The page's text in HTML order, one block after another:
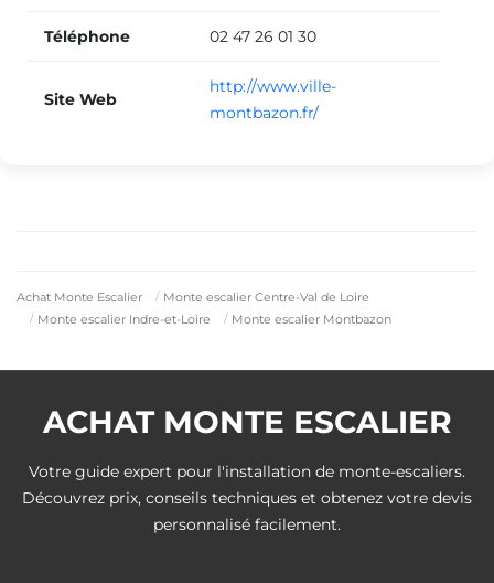
Achat Monte Escalier
Monte escalier Centre-Val de Loire
Monte escalier Indre-et-Loire
Monte escalier Montbazon
Téléphone 02 47 26 01 30
Site Web
http://www.ville-
montbazon.fr/
ACHAT MONTE ESCALIER
Votre guide expert pour l'installation de monte-escaliers.
Découvrez prix, conseils techniques et obtenez votre devis
personnalisé facilement.